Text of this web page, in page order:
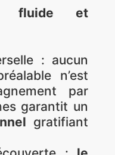
fluide et
: aucun
n’est
par
garantit un
gratifiant